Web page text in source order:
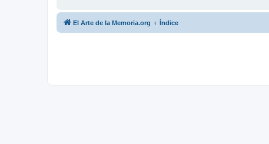
El Arte de la Memoria.org Índice